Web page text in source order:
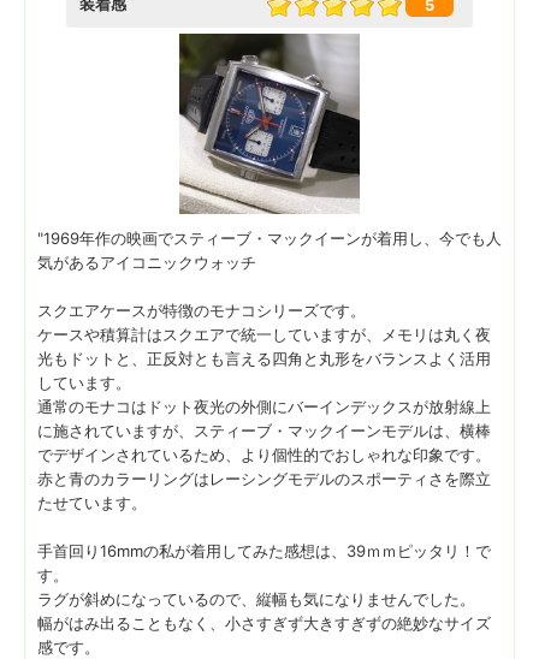
5
"1969年作の映画でスティーブ・マックイーンが着用し、今でも人
気があるアイコニックウォッチ
スクエアケースが特徴のモナコシリーズです。
ケースや積算計はスクエアで統一していますが、メモリは丸く夜
光もドットと、正反対とも言える四角と丸形をバランスよく活用
しています。
通常のモナコはドット夜光の外側にバーインデックスが放射線上
に施されていますが、スティーブ・マックイーンモデルは、横棒
でデザインされているため、より個性的でおしゃれな印象です。
赤と青のカラーリングはレーシングモデルのスポーティさを際立
たせています。
手首回り16mmの私が着用してみた感想は、39ｍｍピッタリ！で
す。
ラグが斜めになっているので、縦幅も気になりませんでした。
幅がはみ出ることもなく、小さすぎず大きすぎずの絶妙なサイズ
感です。